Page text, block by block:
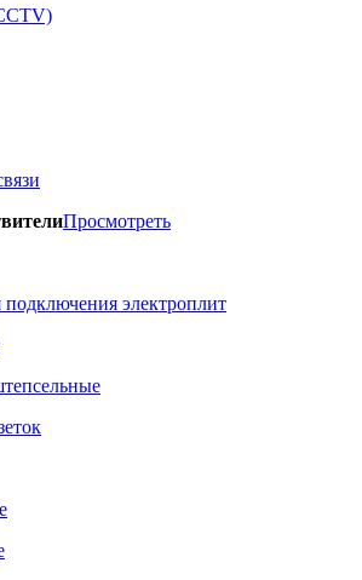
Просмотреть
электроплит